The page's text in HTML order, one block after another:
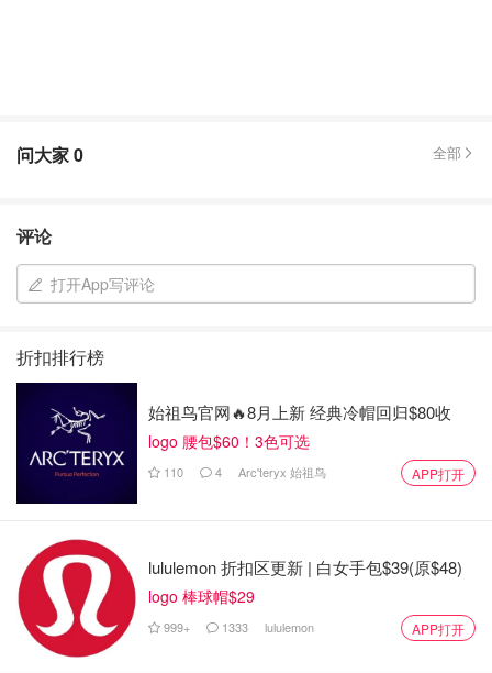
问大家0 全部
评论
打开App写评论
折扣排行榜
始祖鸟官网🔥8月上新 经典冷帽回归$80收
logo 腰包$60！3色可选
110 4 Arc'teryx 始祖鸟 APP打开
lululemon 折扣区更新 | 白女手包$39(原$48)
logo 棒球帽$29
999+ 1333 lululemon APP打开